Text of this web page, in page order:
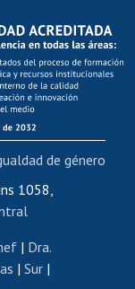
1058,
| Dra.
| Sur |
de género